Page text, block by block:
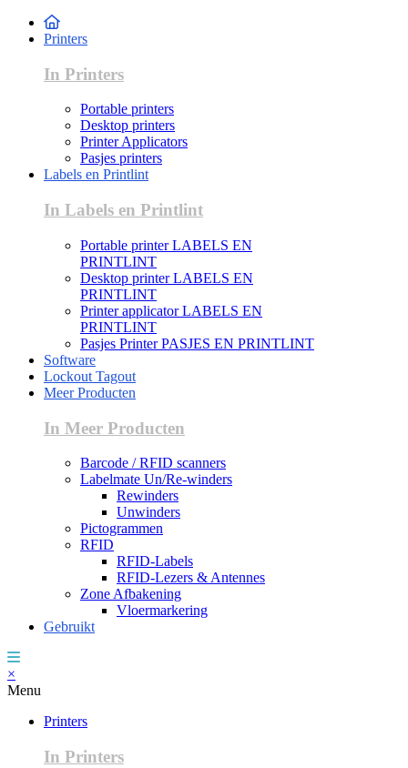
Printers
In Printers
Portable printers
Desktop printers
Printer Applicators
Pasjes printers
Labels en Printlint
In Labels en Printlint
Portable printer LABELS EN
PRINTLINT
Desktop printer LABELS EN
PRINTLINT
Printer applicator LABELS EN
PRINTLINT
Pasjes Printer PASJES EN PRINTLINT
Software
Lockout Tagout
Meer Producten
In Meer Producten
Barcode / RFID scanners
Labelmate Un/Re-winders
Rewinders
Unwinders
Pictogrammen
RFID
RFID-Labels
RFID-Lezers & Antennes
Zone Afbakening
Vloermarkering
Gebruikt
×
Menu
Printers
In Printers